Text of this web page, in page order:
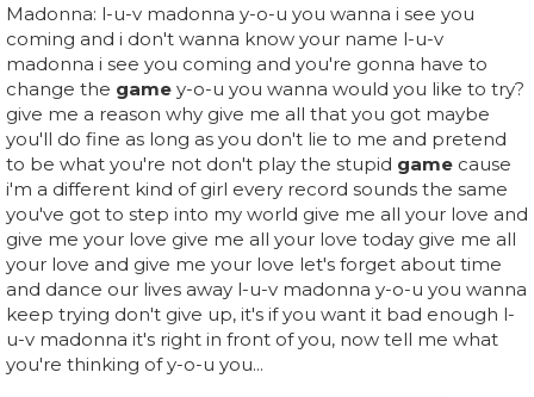
Madonna: l-u-v madonna y-o-u you wanna i see you
coming and i don't wanna know your name l-u-v
madonna i see you coming and you're gonna have to
change the game y-o-u you wanna would you like to try?
give me a reason why give me all that you got maybe
you'll do fine as long as you don't lie to me and pretend
to be what you're not don't play the stupid game cause
i'm a different kind of girl every record sounds the same
you've got to step into my world give me all your love and
give me your love give me all your love today give me all
your love and give me your love let's forget about time
and dance our lives away l-u-v madonna y-o-u you wanna
keep trying don't give up, it's if you want it bad enough l-
u-v madonna it's right in front of you, now tell me what
you're thinking of y-o-u you...